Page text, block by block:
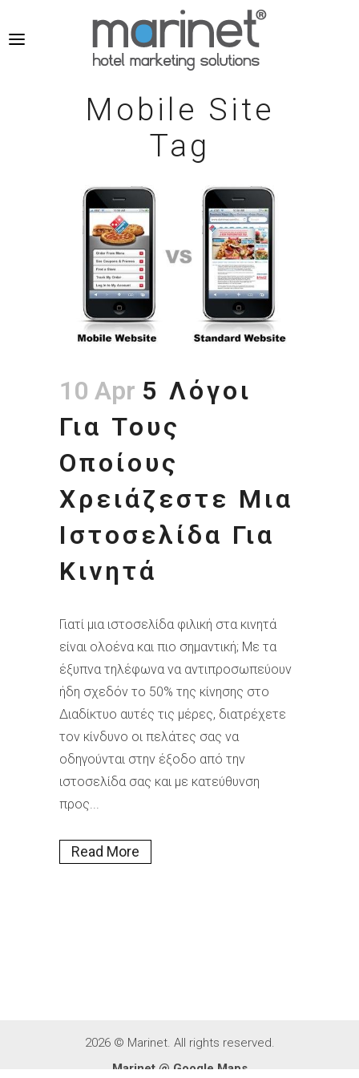
Mobile Site
Tag
10 Apr 5 Λόγοι
Για Τους
Οποίους
Χρειάζεστε Μια
Ιστοσελίδα Για
Κινητά
Γιατί μια ιστοσελίδα φιλική στα κινητά
είναι ολοένα και πιο σημαντική; Με τα
έξυπνα τηλέφωνα να αντιπροσωπεύουν
ήδη σχεδόν το 50% της κίνησης στο
Διαδίκτυο αυτές τις μέρες, διατρέχετε
τον κίνδυνο οι πελάτες σας να
οδηγούνται στην έξοδο από την
ιστοσελίδα σας και με κατεύθυνση
προς...
Read More
2026 © Marinet. All rights reserved.
Marinet @ Google Maps